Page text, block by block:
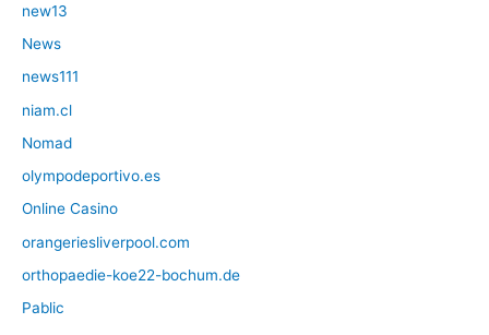
new13
News
news111
niam.cl
Nomad
olympodeportivo.es
Online Casino
orangeriesliverpool.com
orthopaedie-koe22-bochum.de
Pablic